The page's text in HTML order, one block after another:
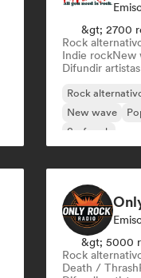
&gt; 2700
Rock
Indie rockNew
Difundir
Rock
New wave
Surf rock
&gt; 5000
Rock
Death / Thrash